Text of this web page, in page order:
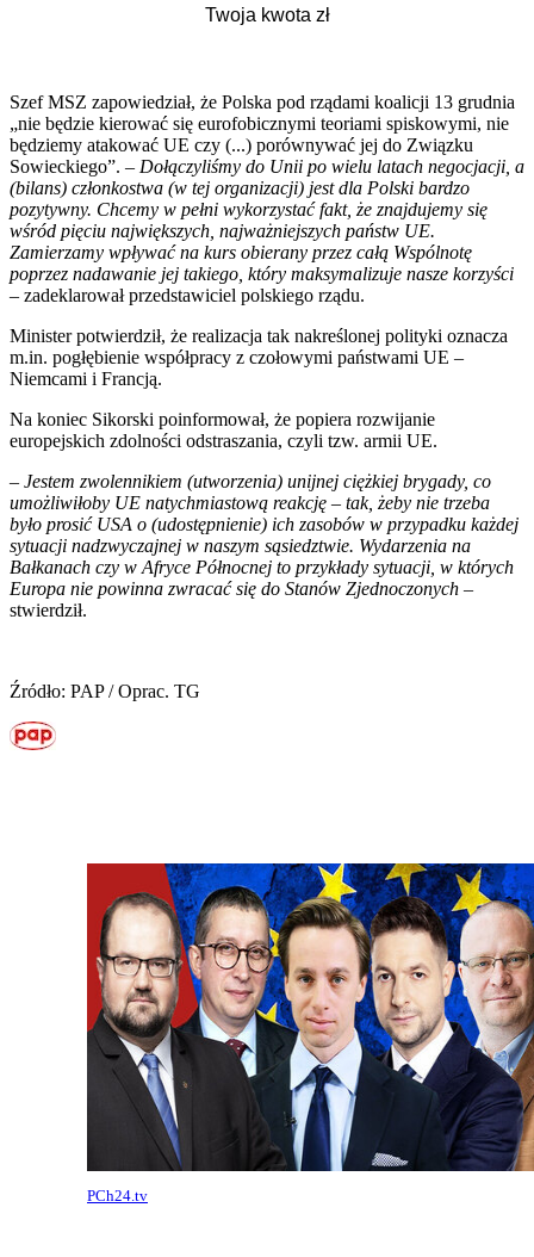
Szef MSZ zapowiedział, że Polska pod rządami koalicji 13 grudnia
„nie będzie kierować się eurofobicznymi teoriami spiskowymi, nie
będziemy atakować UE czy (...) porównywać jej do Związku
Sowieckiego”. – Dołączyliśmy do Unii po wielu latach negocjacji, a
(bilans) członkostwa (w tej organizacji) jest dla Polski bardzo
pozytywny. Chcemy w pełni wykorzystać fakt, że znajdujemy się
wśród pięciu największych, najważniejszych państw UE.
Zamierzamy wpływać na kurs obierany przez całą Wspólnotę
poprzez nadawanie jej takiego, który maksymalizuje nasze korzyści
– zadeklarował przedstawiciel polskiego rządu.
Minister potwierdził, że realizacja tak nakreślonej polityki oznacza
m.in. pogłębienie współpracy z czołowymi państwami UE –
Niemcami i Francją.
Na koniec Sikorski poinformował, że popiera rozwijanie
europejskich zdolności odstraszania, czyli tzw. armii UE.
– Jestem zwolennikiem (utworzenia) unijnej ciężkiej brygady, co
umożliwiłoby UE natychmiastową reakcję – tak, żeby nie trzeba
było prosić USA o (udostępnienie) ich zasobów w przypadku każdej
sytuacji nadzwyczajnej w naszym sąsiedztwie. Wydarzenia na
Bałkanach czy w Afryce Północnej to przykłady sytuacji, w których
Europa nie powinna zwracać się do Stanów Zjednoczonych –
stwierdził.
Źródło: PAP / Oprac. TG
PCh24.tv